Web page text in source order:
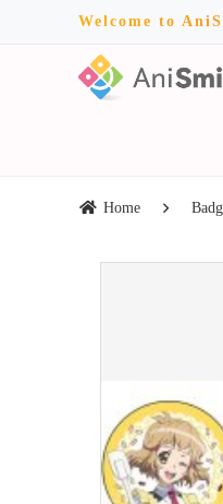
Welcome to
Home